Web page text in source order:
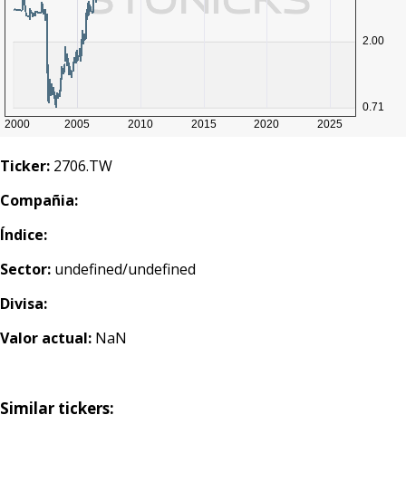
Ticker: 2706.TW
Compañia:
Índice:
Sector: undefined/undefined
Divisa:
Valor actual: NaN
Similar tickers: